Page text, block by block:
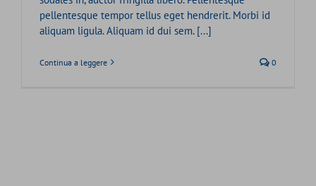
pellentesque tempor tellus eget hendrerit. Morbi id
aliquam ligula. Aliquam id dui sem. [...]
Continua a leggere 0